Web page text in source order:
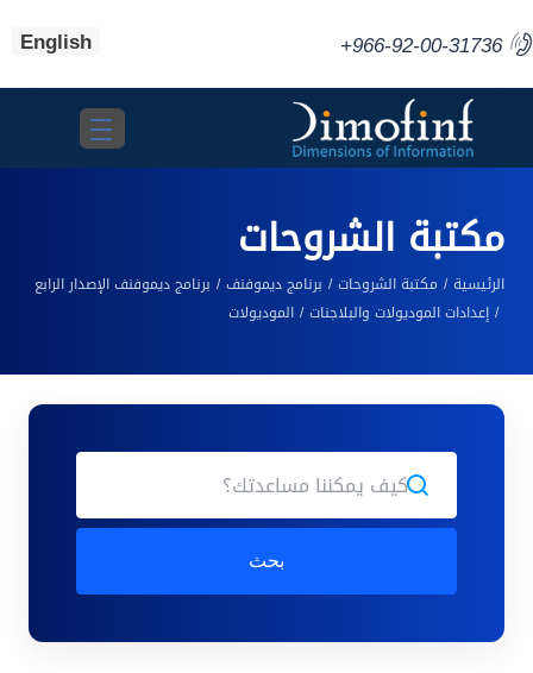
+966-92-00-31736
English
Toggle navigation
مكتبة الشروحات
الرئيسية مكتبة الشروحات برنامج ديموفنف
برنامج ديموفنف الإصدار الرابع
إعدادات الموديولات والبلاجنات الموديولات
بحث